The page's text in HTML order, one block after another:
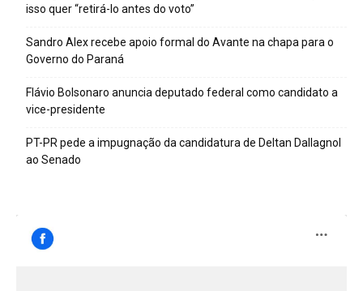
isso quer “retirá-lo antes do voto”
Sandro Alex recebe apoio formal do Avante na chapa para o
Governo do Paraná
Flávio Bolsonaro anuncia deputado federal como candidato a
vice-presidente
PT-PR pede a impugnação da candidatura de Deltan Dallagnol
ao Senado